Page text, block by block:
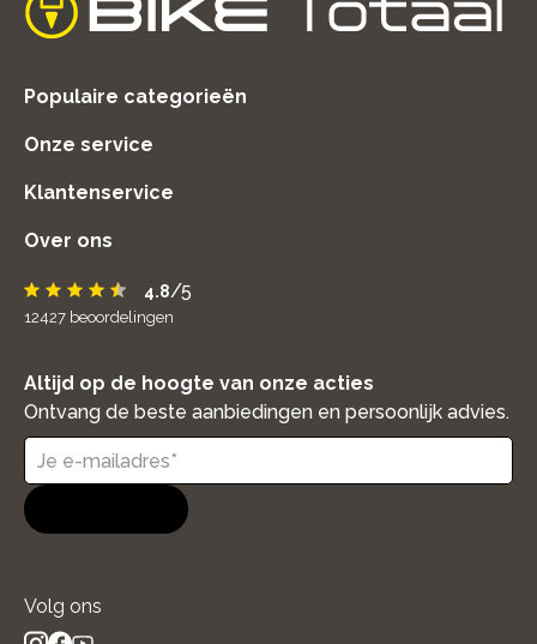
home
Populaire categorieën
Onze service
Klantenservice
Over ons
4.8/5
12427 beoordelingen
Altijd op de hoogte van onze acties
Ontvang de beste aanbiedingen en persoonlijk advies.
Volg ons